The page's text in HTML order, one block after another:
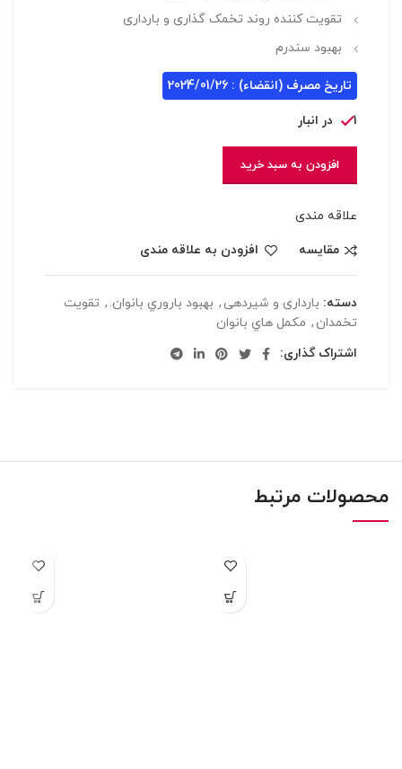
تقویت کننده روند تخمک گذاری و بارداری
بهبود سندرم
تاریخ مصرف (انقضاء) : 2024/01/26
1 در انبار
افزودن به سبد خرید
علاقه مندی
مقایسه
افزودن به علاقه مندی
دسته: بارداری و شیردهی , بهبود باروري بانوان. , تقويت
تخمدان , مکمل هاي بانوان
اشتراک گذاری:
محصولات مرتبط